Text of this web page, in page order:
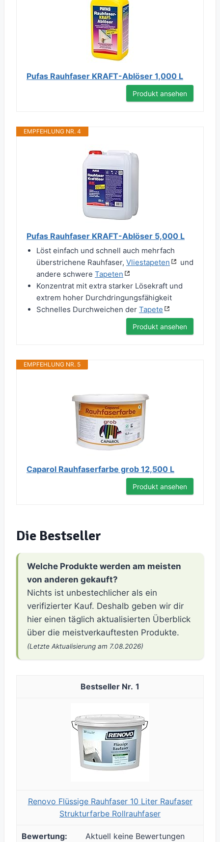
Pufas Rauhfaser KRAFT-Ablöser 1,000 L
Produkt ansehen
EMPFEHLUNG NR. 4
Pufas Rauhfaser KRAFT-Ablöser 5,000 L
Löst einfach und schnell auch mehrfach
überstrichene Rauhfaser, Vliestapeten
und
andere schwere Tapeten
Konzentrat mit extra starker Lösekraft und
extrem hoher Durchdringungsfähigkeit
Schnelles Durchweichen der Tapete
Produkt ansehen
EMPFEHLUNG NR. 5
Caparol Rauhfaserfarbe grob 12,500 L
Produkt ansehen
Die Bestseller
Welche Produkte werden am meisten
von anderen gekauft?
Nichts ist unbestechlicher als ein
verifizierter Kauf. Deshalb geben wir dir
hier einen täglich aktualisierten Überblick
über die meistverkauftesten Produkte.
(Letzte Aktualisierung am 7.08.2026)
1
Renovo Flüssige Rauhfaser 10 Liter Raufaser
Strukturfarbe Rollrauhfaser
Aktuell keine Bewertungen